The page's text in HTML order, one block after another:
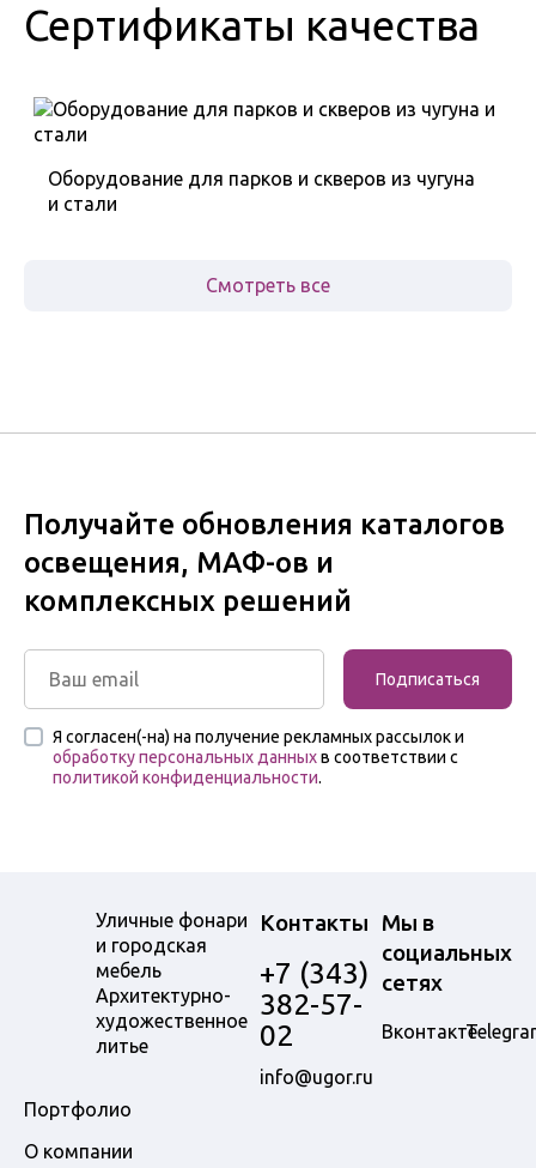
Сертификаты качества
Оборудование для парков и скверов из чугуна
и стали
Смотреть все
Получайте обновления каталогов
освещения, МАФ-ов и
комплексных решений
Подписаться
Я согласен(-на) на получение рекламных рассылок и
обработку персональных данныхв соответствии с
политикой конфиденциальности.
Уличные фонари
и городская
мебель
Архитектурно-
художественное
литье
Портфолио
О компании
Контакты
+7 (343)
382-57-
02
info@ugor.ru
Мы в
социальных
сетях
Вконтакте